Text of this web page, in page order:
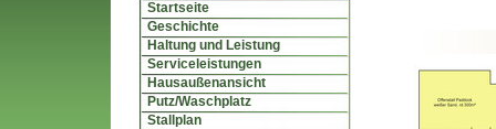
Startseite
Geschichte
Haltung und Leistung
Serviceleistungen
Hausaußenansicht
Putz/Waschplatz
Stallplan